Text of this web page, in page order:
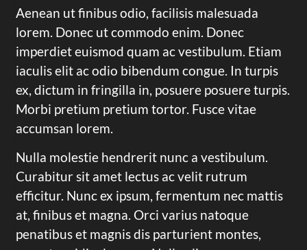
Aenean ut finibus odio, facilisis malesuada
lorem. Donec ut commodo enim. Donec
imperdiet euismod quam ac vestibulum. Etiam
iaculis elit ac odio bibendum congue. In turpis
ex, dictum in fringilla in, posuere posuere turpis.
Morbi pretium pretium tortor. Fusce vitae
accumsan lorem.
Nulla molestie hendrerit nunc a vestibulum.
Curabitur sit amet lectus ac velit rutrum
efficitur. Nunc ex ipsum, fermentum nec mattis
at, finibus et magna. Orci varius natoque
penatibus et magnis dis parturient montes,